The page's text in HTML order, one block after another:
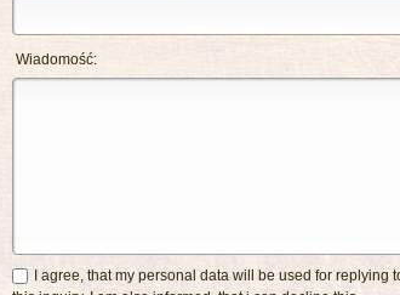
Wiadomość:
I agree, that my personal data will be used for replying